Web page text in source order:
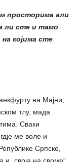
просторима али
ли сте и тамо
којима сте
на Мајни,
тлу, мада
Сваки
ме воле и
Српске,